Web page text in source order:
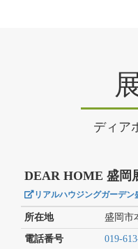
ディア
DEAR HOME 盛岡
リアルハウジングガーデン
所在地 盛岡市
電話番号 019-